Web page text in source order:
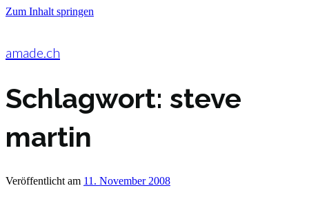
Zum Inhalt springen
amade.ch
Schlagwort: steve
martin
Veröffentlicht am 11. November 2008